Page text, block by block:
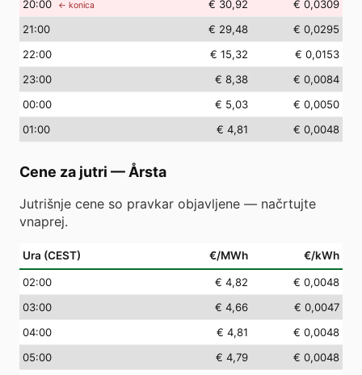
20:00 ← konica € 30,92
€ 0,0309
21:00 € 29,48
€ 0,0295
22:00 € 15,32
€ 0,0153
23:00 € 8,38
€ 0,0084
00:00 € 5,03
€ 0,0050
01:00 € 4,81 € 0,0048
Cene za jutri — Årsta
Jutrišnje cene so pravkar objavljene — načrtujte
vnaprej.
Ura (CEST) €/MWh €/kWh
02:00 € 4,82
€ 0,0048
03:00 € 4,66
€ 0,0047
04:00 € 4,81
€ 0,0048
05:00 € 4,79
€ 0,0048